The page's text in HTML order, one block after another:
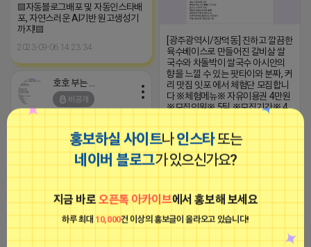
홍보하실 사이트나인스타또는
네이버 블로그가 있으신가요?
지금 바로오픈톡 아카이브에서 홍보해 보세요
하루 최대 10,000건 이상의 홍보글이 올라오고 있습니다!
▤자동블로그배포 및 자동인스타배
포, 자연스러운 AI기반 원고생성기
까지!▤
2023-09-06 14:23:34
[광주광역시/장덕동] 진하고 깔끔한
육수베이스로 만들어진 갈비살 쌀
국수와 차돌박이 쌀국수 아시안의
향을 느낄 수 있는 팟타이와 분짜, 커
리 맛집 잇포 에서 체험단 모집합니
다 ※체험메뉴※ 자유이용권 4만원
※모집인원※ 5팀 ※모집기간※ 4
월 22일 수요일 까지 *4/27 ~ 5/3
사이 방문 가능하신분만 신청해주
세요* ※체험단발표※ 4월 22일 수
요일 ※체험가능요일※ 모든요일가
등 단, 주말, 공휴일 12시 ~ 14시 불
방문 후 3일 이내 ※체험신청※
https://forms.gle/
※특이사항※ 방문인원은 최대 4인
까지 가능합니다. 체험권 금액 초과
비공개
[용인시/처인구/삼가동] 최고급 한
우, 한돈을 저렴하게 즐기는 프리미
엄 정육식당 슬로가든 좋은재료로
■아이피몬스터■